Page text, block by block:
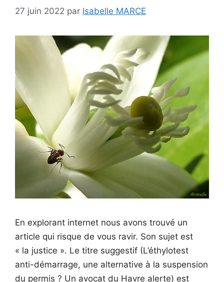
27 juin 2022 par Isabelle MARCE
En explorant internet nous avons trouvé un
article qui risque de vous ravir. Son sujet est
« la justice ». Le titre suggestif (L’éthylotest
anti-démarrage, une alternative à la suspension
du permis ? Un avocat du Havre alerte) est